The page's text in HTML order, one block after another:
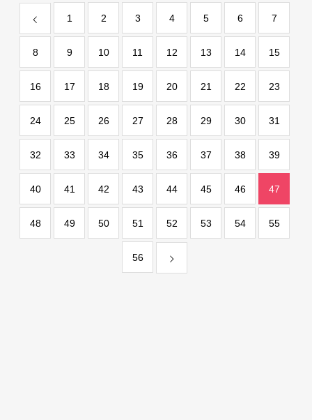
1 2 3 4 5 6 7
8 9 10 11 12 13 14 15
16 17 18 19 20 21 22 23
24 25 26 27 28 29 30 31
32 33 34 35 36 37 38 39
40 41 42 43 44 45 46 47
48 49 50 51 52 53 54 55
56